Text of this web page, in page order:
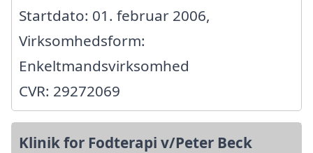
Startdato: 01. februar 2006,
Virksomhedsform:
Enkeltmandsvirksomhed
CVR: 29272069
Klinik for Fodterapi v/Peter Beck